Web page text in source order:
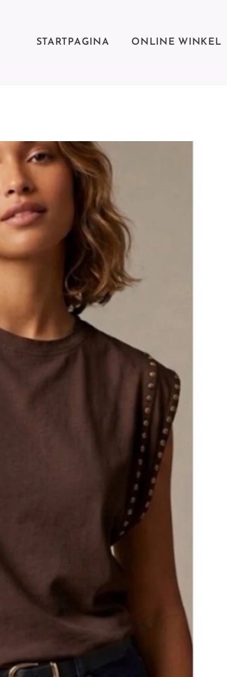
STARTPAGINA ONLINE WINKEL